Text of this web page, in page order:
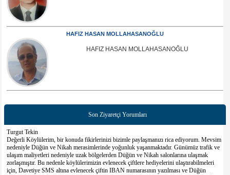
HAFIZ HASAN MOLLAHASANOĞLU
HAFIZ HASAN MOLLAHASANOĞLU
Son Ziyaretçi Yorumları
Turgut Tekin
Değerli Köylülerim, bir konuda fikirlerinizi bizimle paylaşmanızı rica ediyorum. Mevsim
nedeniyle Düğün ve Nikah merasimlerinde yoğunluk yaşanmaktadır. Günümüz trafik ve
ulaşım maliyetleri nedeniyle uzak bölgelerden Düğün ve Nikah salonlarına ulaşmak
zorlaşmıştır. Bu nedenle köylülerimizin evlenecek çiftlere hediyelerini ulaştırabilmeleri
için, Davetiye SMS altına evlenecek çiftin IBAN numarasının yazılması ve Düğün